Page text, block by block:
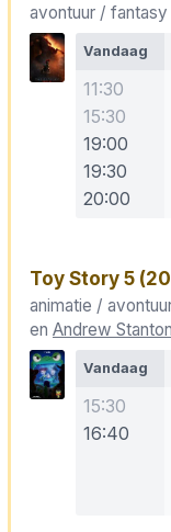
avontuur /
Vandaag
11:30
15:30
19:00
19:30
20:00
Toy Story 5
animatie /
en Andrew Stanton
Vandaag
15:30
16:40